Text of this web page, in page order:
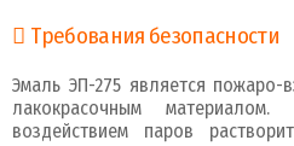
Требования безопасности
Эмаль ЭП-275 является
лакокрасочным материалом.
воздействием паров